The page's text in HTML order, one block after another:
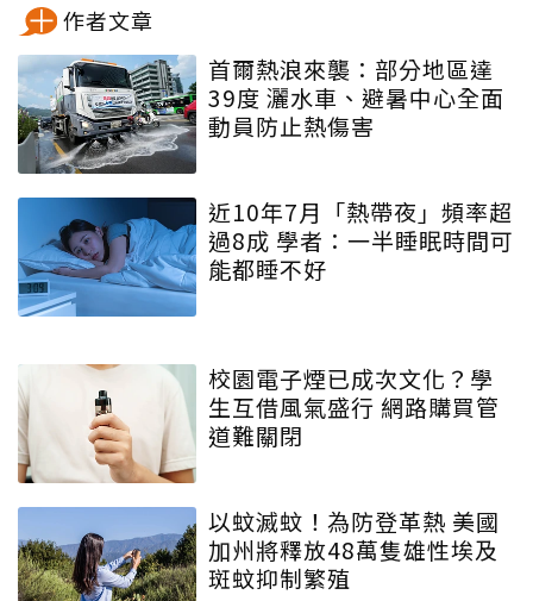
作者文章
首爾熱浪來襲：部分地區達
39度 灑水車、避暑中心全面
動員防止熱傷害
近10年7月「熱帶夜」頻率超
過8成 學者：一半睡眠時間可
能都睡不好
校園電子煙已成次文化？學
生互借風氣盛行 網路購買管
道難關閉
以蚊滅蚊！為防登革熱 美國
加州將釋放48萬隻雄性埃及
斑蚊抑制繁殖